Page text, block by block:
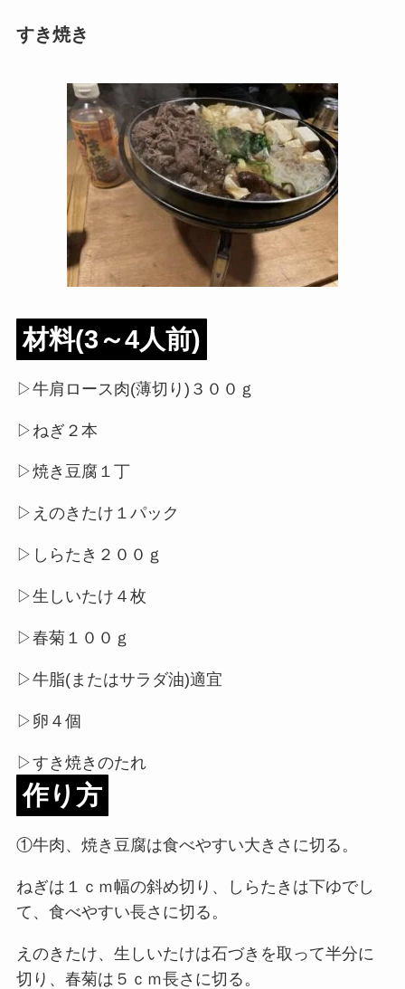
すき焼き
材料(3～4人前)
▷牛肩ロース肉(薄切り)３００ｇ
▷ねぎ２本
▷焼き豆腐１丁
▷えのきたけ１パック
▷しらたき２００ｇ
▷生しいたけ４枚
▷春菊１００ｇ
▷牛脂(またはサラダ油)適宜
▷卵４個
▷すき焼きのたれ
作り方
①牛肉、焼き豆腐は食べやすい大きさに切る。
ねぎは１ｃｍ幅の斜め切り、しらたきは下ゆでし
て、食べやすい長さに切る。
えのきたけ、生しいたけは石づきを取って半分に
切り、春菊は５ｃｍ長さに切る。